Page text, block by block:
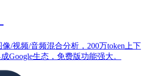
/视频/音频混合分析，200万token上下
Google生态，免费版功能强大。